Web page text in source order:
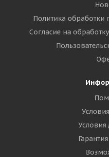
Политика
Согласие на
Условия